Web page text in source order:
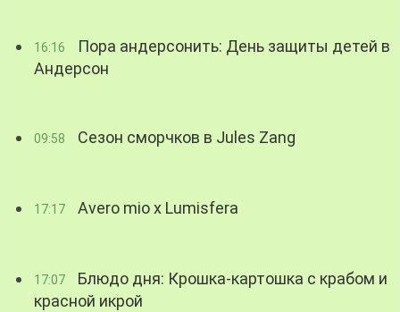
16:16
Пора андерсонить: День защиты детей в
Андерсон
09:58 Сезон сморчков в Jules Zang
17:17 Avero mio x Lumisfera
17:07
Блюдо дня: Крошка-картошка с крабом и
красной икрой